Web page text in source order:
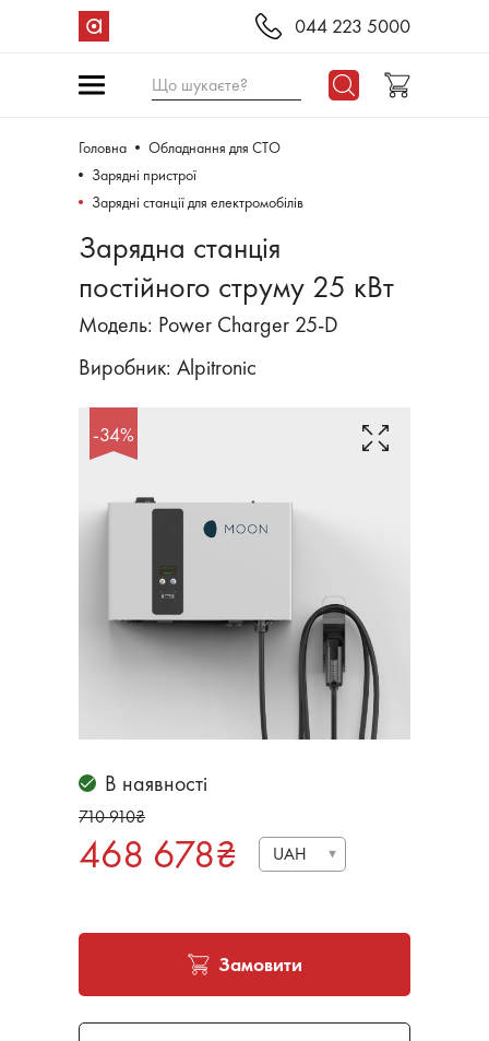
044 223 5000
Що шукаєте?
Головна
Обладнання для СТО
Зарядні пристрої
Зарядні станції для електромобілів
Зарядна станція
постійного струму 25 кВт
Модель: Power Charger 25-D
Виробник: Alpitronic
-34%
В наявності
710 910₴
468 678₴ UAH
Замовити